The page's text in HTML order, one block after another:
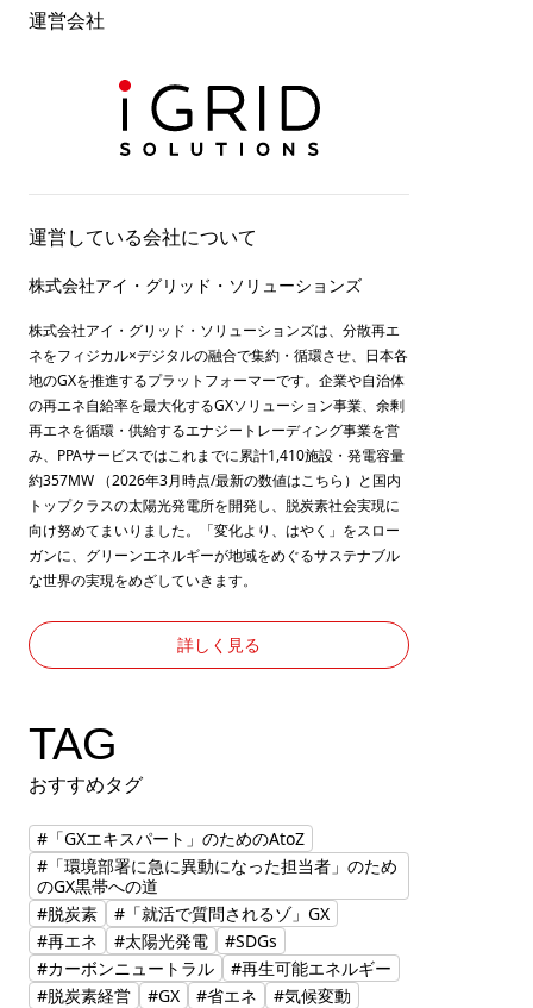
運営会社
運営している会社について
株式会社アイ・グリッド・ソリューションズ
株式会社アイ・グリッド・ソリューションズは、分散再エ
ネをフィジカル×デジタルの融合で集約・循環させ、日本各
地のGXを推進するプラットフォーマーです。企業や自治体
の再エネ自給率を最大化するGXソリューション事業、余剰
再エネを循環・供給するエナジートレーディング事業を営
み、PPAサービスではこれまでに累計1,410施設・発電容量
約357MW （2026年3月時点/最新の数値はこちら ）と国内
トップクラスの太陽光発電所を開発し、脱炭素社会実現に
向け努めてまいりました。「変化より、はやく」をスロー
ガンに、グリーンエネルギーが地域をめぐるサステナブル
な世界の実現をめざしていきます。
詳しく見る
TAG
おすすめタグ
#「GXエキスパート」のためのAtoZ
#「環境部署に急に異動になった担当者」のため
のGX黒帯への道
#脱炭素
#「就活で質問されるゾ」GX
#再エネ
#太陽光発電
#SDGs
#カーボンニュートラル
#再生可能エネルギー
#脱炭素経営
#GX #省エネ
#気候変動